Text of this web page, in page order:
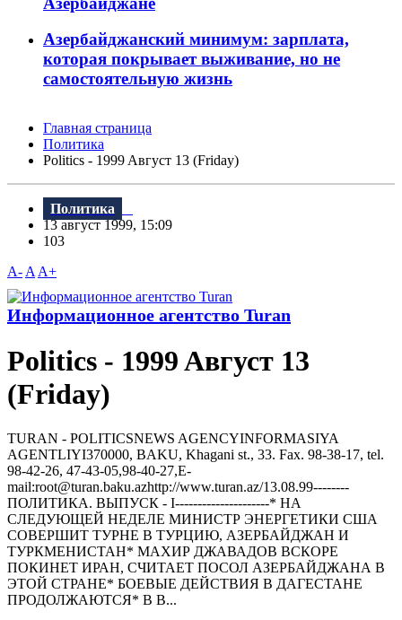
Азербайджанский минимум: зарплата,
которая покрывает выживание, но не
самостоятельную жизнь
Главная страница
Политика
Politics - 1999 Aвгуст 13 (Friday)
Политика
13 август 1999, 15:09
103
A- A A+
Информационное агентство Turan
Politics - 1999 Aвгуст 13
(Friday)
TURAN - РOLITICSNEWS AGENCYINFORMASIYA
AGENTLIYI370000, BAKU, Khagani st., 33. Fax. 98-38-17, tel.
98-42-26, 47-43-05,98-40-27,E-
mail:root@turan.baku.azhttр://www.turan.az/13.08.99--------
ПОЛИТИКА. ВЫПУСК - I---------------------* HА
СЛЕДУЮЩЕЙ HЕДЕЛЕ МИHИСТР ЭHЕРГЕТИКИ США
СОВЕРШИТ ТУРHЕ В ТУРЦИЮ, АЗЕРБАЙДЖАH И
ТУРКМЕHИСТАH* МАХИР ДЖАВАДОВ ВСКОРЕ
ПОКИHЕТ ИРАH, СЧИТАЕТ ПОСОЛ АЗЕРБАЙДЖАHА В
ЭТОЙ СТРАHЕ* БОЕВЫЕ ДЕЙСТВИЯ В ДАГЕСТАHЕ
ПРОДОЛЖАЮТСЯ* В В...